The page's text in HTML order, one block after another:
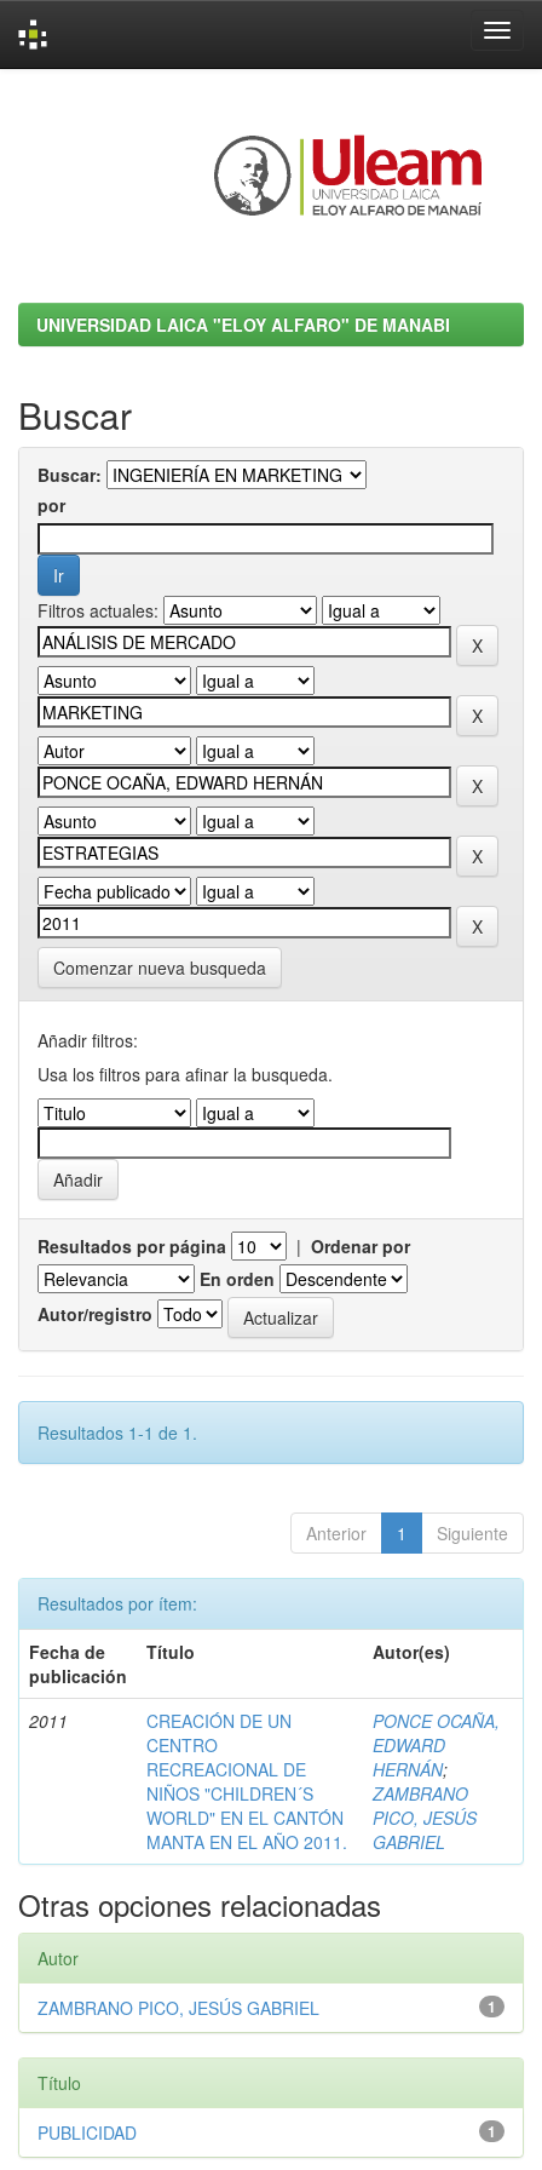
UNIVERSIDAD LAICA "ELOY ALFARO" DE MANABI
Buscar
Buscar:
por
Filtros actuales:
Comenzar nueva busqueda
Añadir filtros:
Usa los filtros para afinar la busqueda.
Resultados por página | Ordenar por
En orden
Autor/registro
Resultados 1-1 de 1.
Anterior 1 Siguiente
Resultados por ítem:
Fecha de
publicación
Título Autor(es)
2011
CREACIÓN DE UN
CENTRO
RECREACIONAL DE
NIÑOS "CHILDREN´S
WORLD" EN EL CANTÓN
MANTA EN EL AÑO 2011.
PONCE OCAÑA,
EDWARD
HERNÁN;
ZAMBRANO
PICO, JESÚS
GABRIEL
Otras opciones relacionadas
Autor
1
ZAMBRANO PICO, JESÚS GABRIEL
Título
1
PUBLICIDAD